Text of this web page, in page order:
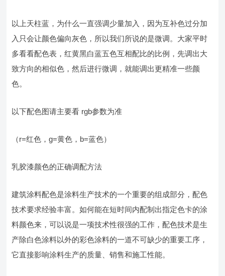
以上天柱蓝，为什么一直强调少量加入，因为互补色过分加
入只会让颜色偏向灰色，所以我们所说的是微调。大家平时
多看看配色表，红黄黑白蓝五色互相配比的比例，先调出大
致方向的相似色，然后进行微调，就能调出更精准一些颜
色。
以下配色图请主要看 rgb参数为准
（r=红色，g=黄色，b=蓝色）
乳胶漆颜色的正确调配方法
建筑涂料配色是涂料生产技术的一个重要的组成部分，配色
技术要求经验丰富。如何能在短时间内配制出指定色卡的涂
料颜色来，可以说是一项技术性很强的工作，配色技术是生
产除白色涂料以外的彩色涂料的一道不可缺少的重要工序，
它直接影响涂料生产的质量、销售和施工性能。